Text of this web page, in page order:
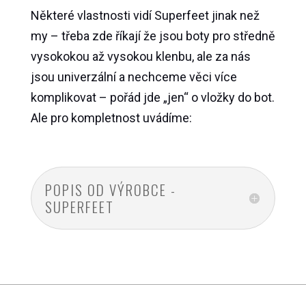
Některé vlastnosti vidí Superfeet jinak než
my – třeba zde říkají že jsou boty pro středně
vysokokou až vysokou klenbu, ale za nás
jsou univerzální a nechceme věci více
komplikovat – pořád jde „jen“ o vložky do bot.
Ale pro kompletnost uvádíme:
POPIS OD VÝROBCE -
SUPERFEET